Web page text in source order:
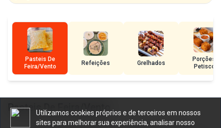
Pasteis De
Feira/Vento
Refeições Grelhados
Porções e
Petiscos
Pasteis De Feira/Vento
Utilizamos cookies próprios e de terceiros em nossos
sites para melhorar sua experiência, analisar nosso